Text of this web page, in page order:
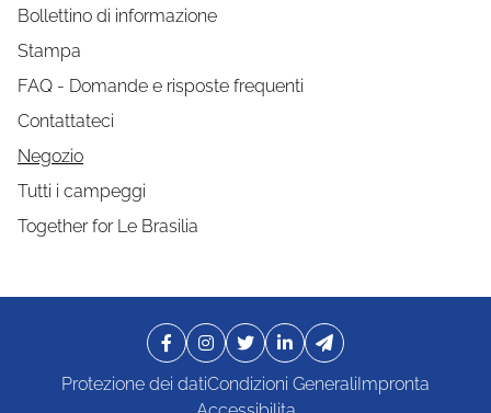
Bollettino di informazione
Stampa
FAQ - Domande e risposte frequenti
Contattateci
Negozio
Tutti i campeggi
Together for Le Brasilia
Protezione dei datiCondizioni GeneraliImpronta